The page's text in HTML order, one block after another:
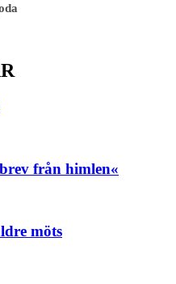
från himlen«
möts